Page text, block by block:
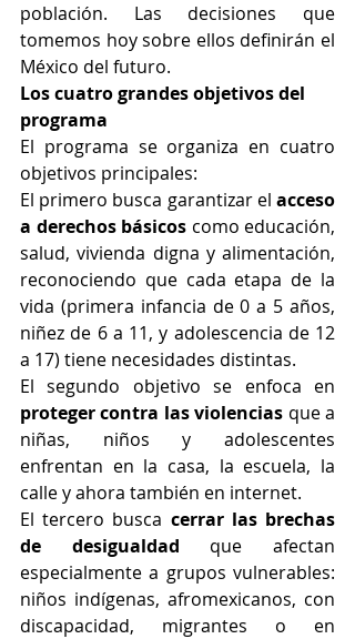
población. Las decisiones que
tomemos hoy sobre ellos definirán el
México del futuro.
Los cuatro grandes objetivos del
programa
El programa se organiza en cuatro
objetivos principales:
El primero busca garantizar el acceso
a derechos básicos como educación,
salud, vivienda digna y alimentación,
reconociendo que cada etapa de la
vida (primera infancia de 0 a 5 años,
niñez de 6 a 11, y adolescencia de 12
a 17) tiene necesidades distintas.
proteger contra las violencias que a
niñas, niños y adolescentes
enfrentan en la casa, la escuela, la
calle y ahora también en internet.
El tercero busca cerrar las brechas
de desigualdad que afectan
especialmente a grupos vulnerables:
niños indígenas, afromexicanos, con
discapacidad, migrantes o en